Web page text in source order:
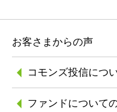
お客さまからの声
コモンズ投信につ
ファンドについて